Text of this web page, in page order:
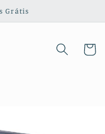
Grátis